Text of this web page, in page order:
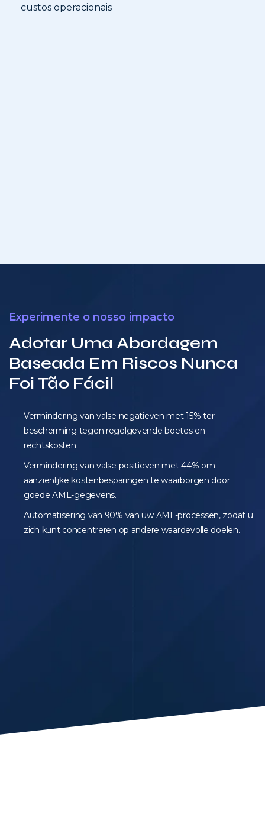
custos operacionais
Experimente o nosso impacto
Adotar Uma Abordagem
Baseada Em Riscos Nunca
Foi Tão Fácil
Vermindering van valse negatieven met 15% ter
bescherming tegen regelgevende boetes en
rechtskosten.
Vermindering van valse positieven met 44% om
aanzienlijke kostenbesparingen te waarborgen door
goede AML-gegevens.
Automatisering van 90% van uw AML-processen, zodat u
zich kunt concentreren op andere waardevolle doelen.